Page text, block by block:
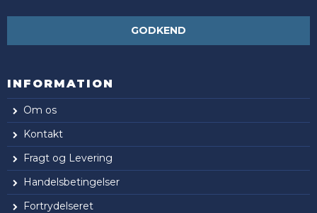
GODKEND
INFORMATION
Om os
Kontakt
Fragt og Levering
Handelsbetingelser
Fortrydelseret